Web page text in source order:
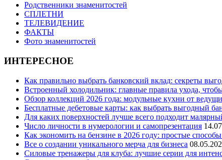
Родственники знаменитостей
СПЛЕТНИ
ТЕЛЕВИДЕНИЕ
ФАКТЫ
Фото знаменитостей
ИНТЕРЕСНОЕ
Как правильно выбрать банковский вклад: секреты
Встроенный холодильник: главные правила ухода,
Обзор коллекций 2026 года: модульные кухни от
Бесплатные дебетовые карты: как выбрать выгодный
Для каких поверхностей лучше всего подходит
Число личности в нумерологии и самопрезентация
Как экономить на бензине в 2026 году: простые
Все о создании уникального мерча для бизнеса
Силовые тренажеры для клуба: лучшие серии для